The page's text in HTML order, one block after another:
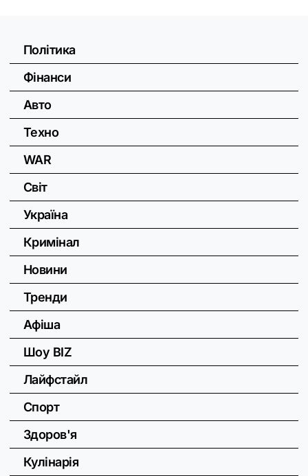
Політика
Фінанси
Авто
Техно
WAR
Світ
Україна
Кримінал
Новини
Тренди
Афіша
Шоу BIZ
Лайфстайл
Спорт
Здоров'я
Кулінарія